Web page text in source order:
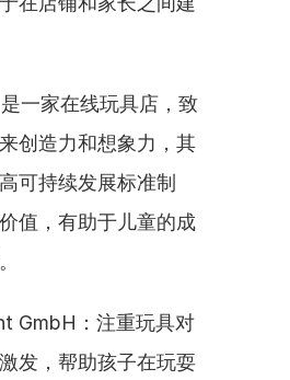
一家在线玩具店，致
创造力和想象力，其
可持续发展标准制
值，有助于儿童的成
GmbH：注重玩具对
发，帮助孩子在玩耍